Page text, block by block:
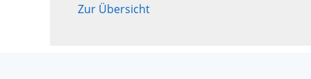
Zur Übersicht